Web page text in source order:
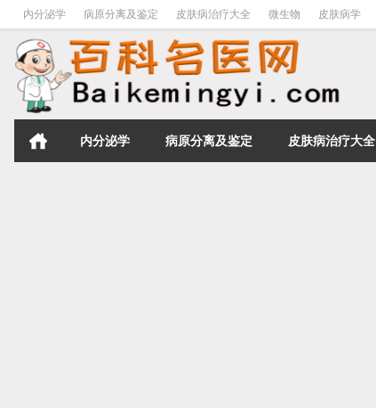
内分泌学 病原分离及鉴定 皮肤病治疗大全 微生物 皮肤病学
内分泌学 病原分离及鉴定 皮肤病治疗大全